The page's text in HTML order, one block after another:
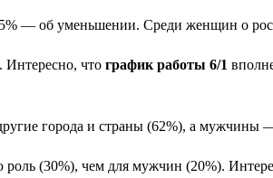
— об уменьшении. Среди женщин о
что график работы 6/1
города и страны (62%), а мужчины
(30%), чем для мужчин (20%).